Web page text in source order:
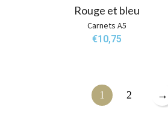
Rouge et bleu
Carnets A5
€10,75
1 2 →